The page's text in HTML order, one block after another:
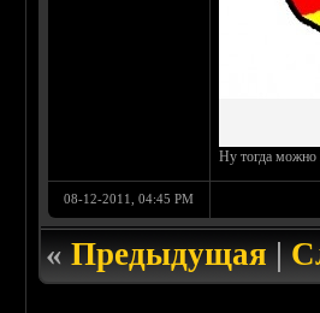
Ну тогда можно
08-12-2011, 04:45 PM
«Предыдущая|